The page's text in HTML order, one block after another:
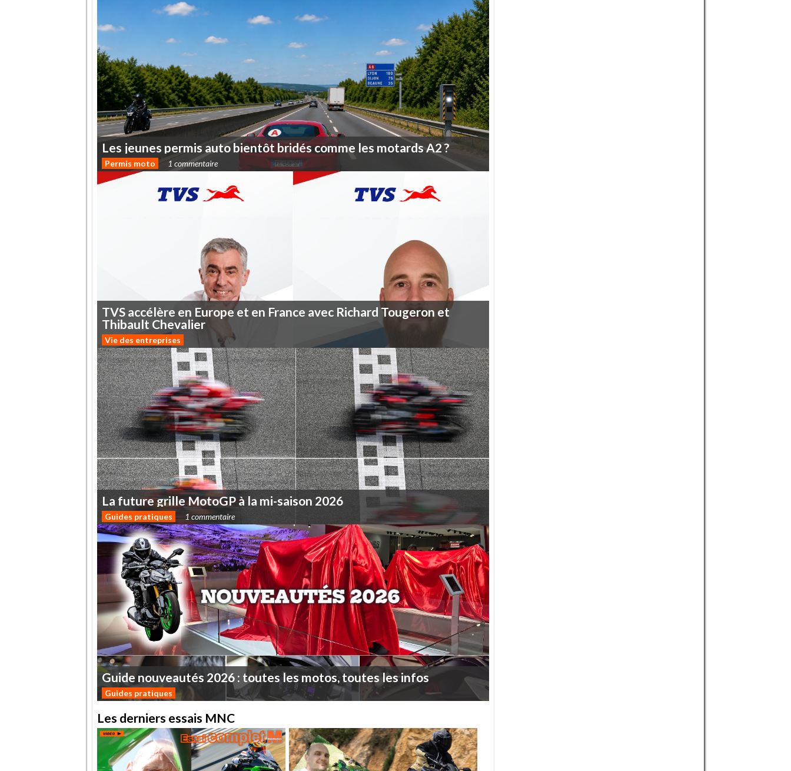
Les jeunes permis auto bientôt bridéscomme les motardsA2?
Permis moto 1 commentaire
TVS accélère en Europe et en France avec Richard Tougeron et
Thibault Chevalier
Vie des entreprises
La futuregrilleMotoGP à la mi-saison 2026
Guides pratiques 1 commentaire
Guide nouveautés 2026 : toutes lesmotos,toutesles infos
Guides pratiques
Les derniers essais MNC